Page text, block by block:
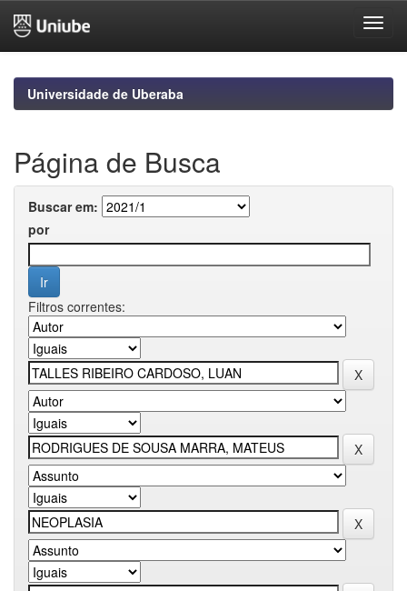
navigationUniversidade de Uberaba
Página de Busca
Buscar em:
por
Filtros correntes: